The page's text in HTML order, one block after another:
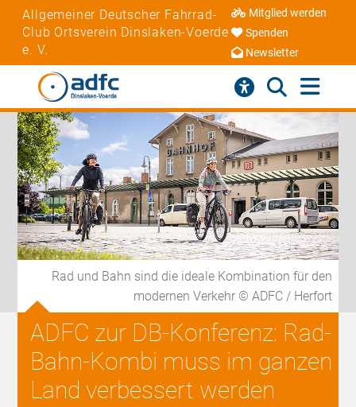
Allgemeiner Deutscher Fahrrad-
Club Ortsverein Dinslaken-Voerde
e. V.
Mitglied werden
Spenden
Newsletter
Rad und Bahn sind die ideale Kombination für den
modernen Verkehr © ADFC / Herfort
ADFC zur DB-Konferenz: Rad-
Bahn-Kombi muss im ganzen
Land verbessert werden